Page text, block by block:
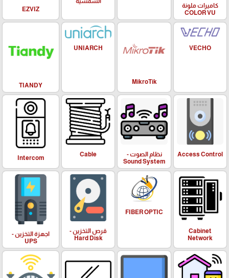
كاميرات ملونة
COLOR VU
EZVIZ
VECHO
MikroTik
UNIARCH
TIANDY
Access Control
نظام الصوت -
Sound System
Cable
Intercom
Cabinet
Network
FIBER OPTIC
قرص التخزين -
Hard Disk
اجهزة التخزين -
UPS